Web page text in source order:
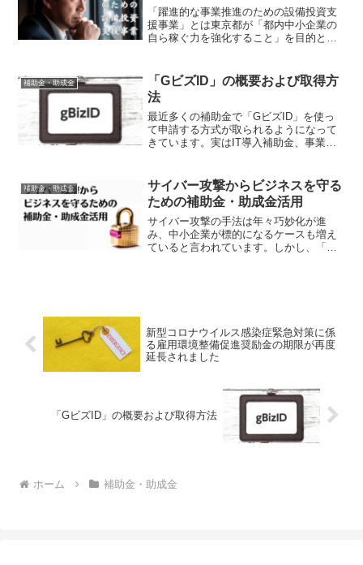
「躍進的な事業推進のための設備投資支
援事業」とは東京都が「都内中小企業の
自ら稼ぐ力を強化すること」を目的と
ページをご参照ください。助成事業の概
要対象者以下の要件を全て満...
補助金・助成金
「GビズID」の概要および取得方
法
最近多くの補助金で「GビズID」を使っ
て申請する方式が取られるようになって
きています。実はIT導入補助金、事業承
上計画の申請、賃貸住宅管理業登録等電
子申請システムの利用...
補助金・助成金
サイバー攻撃からビジネスを守る
ための補助金・助成金活用
サイバー攻撃の手法は年々巧妙化が進
み、中小企業が標的になるケースも増え
ていると言われています。しかし、「セ
新型コロナウイルス感染症緊急対策に係
る雇用環境整備促進奨励金の期限が再度
延長されました
「GビズID」の概要および取得方法
ホーム 補助金・助成金